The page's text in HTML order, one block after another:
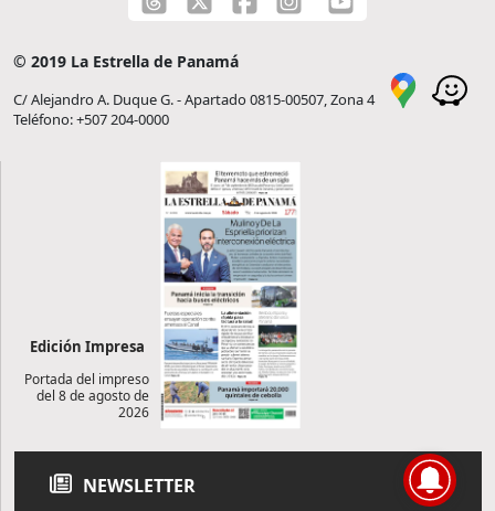
© 2019 La Estrella de Panamá
C/ Alejandro A. Duque G. - Apartado 0815-00507, Zona 4
Teléfono: +507 204-0000
Edición Impresa
Portada del impreso
del 8 de agosto de
2026
NEWSLETTER